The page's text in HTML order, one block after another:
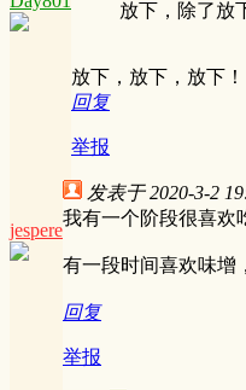
放下，除了放
放下，放下，放下！
回复
举报
jespere
发表于 2020-3-2
我有一个阶段很喜欢
有一段时间喜欢味增
回复
举报